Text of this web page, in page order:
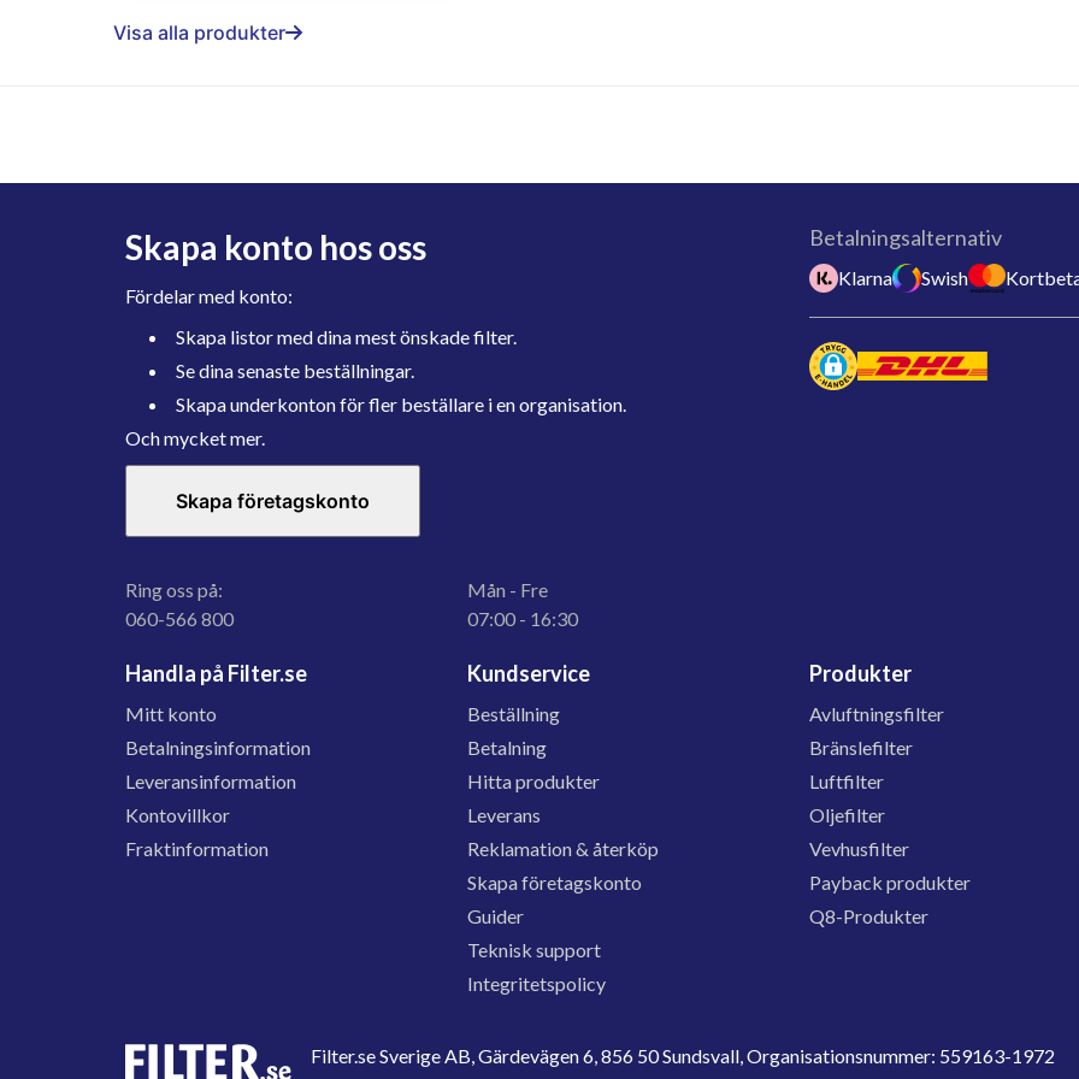
Visa alla produkter
Skapa konto hos oss
Fördelar med konto:
Skapa listor med dina mest önskade filter.
Se dina senaste beställningar.
Skapa underkonton för fler beställare i en organisation.
Och mycket mer.
Skapa företagskonto
Ring oss på:
060-566 800
Mån - Fre
07:00 - 16:30
Betalningsalternativ
Klarna Swish
Handla på Filter.se
Mitt konto
Betalningsinformation
Leveransinformation
Kontovillkor
Fraktinformation
Kundservice
Beställning
Betalning
Hitta produkter
Leverans
Reklamation & återköp
Skapa företagskonto
Guider
Teknisk support
Integritetspolicy
Produkter
Avluftningsfilter
Bränslefilter
Luftfilter
Oljefilter
Vevhusfilter
Payback produkter
Q8-Produkter
Filter.se Sverige AB, Gärdevägen 6, 856 50 Sundsvall, Organisationsnummer: 559163-1972